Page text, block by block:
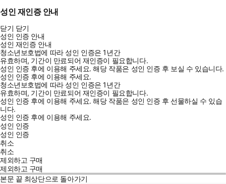
성인 재인증 안내
닫기 닫기
성인 인증 안내
성인 재인증 안내
청소년보호법에 따라 성인 인증은 1년간
유효하며, 기간이 만료되어 재인증이 필요합니다.
성인 인증 후에 이용해 주세요.해당 작품은 성인 인증 후 보실 수 있습니다.
성인 인증 후에 이용해 주세요.
청소년보호법에 따라 성인 인증은 1년간
유효하며, 기간이 만료되어 재인증이 필요합니다.
성인 인증 후에 이용해 주세요.해당 작품은 성인 인증 후 선물하실 수 있습
니다.
성인 인증 후에 이용해 주세요.
성인 인증
성인 인증
취소
취소
제외하고 구매
제외하고 구매
본문 끝 최상단으로 돌아가기